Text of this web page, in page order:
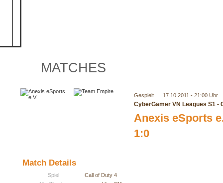
MATCHES
Gespielt 17.10.2011 - 21:00 Uhr
CyberGamer VN Leagues S1 -
Anexis eSports
1:0
Match Details
Spiel
Call of Duty 4